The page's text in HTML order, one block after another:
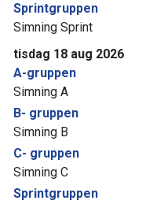
Sprintgruppen
Simning Sprint
tisdag 18 aug 2026
A-gruppen
Simning A
B- gruppen
Simning B
C- gruppen
Simning C
Sprintgruppen